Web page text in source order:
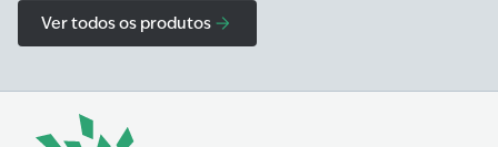
Ver todos os produtos